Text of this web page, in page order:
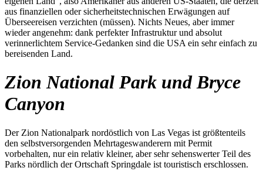
aus finanziellen oder sicherheitstechnischen Erwägungen auf
Überseereisen verzichten (müssen). Nichts Neues, aber immer
wieder angenehm: dank perfekter Infrastruktur und absolut
verinnerlichtem Service-Gedanken sind die USA ein sehr einfach zu
bereisenden Land.
Zion National Park und Bryce
Canyon
Der Zion Nationalpark nordöstlich von Las Vegas ist größtenteils
den selbstversorgenden Mehrtageswanderern mit Permit
vorbehalten, nur ein relativ kleiner, aber sehr sehenswerter Teil des
Parks nördlich der Ortschaft Springdale ist touristisch erschlossen.